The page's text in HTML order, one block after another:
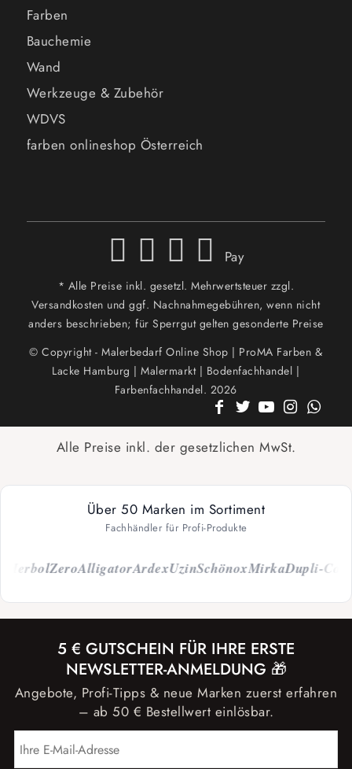
Farben
Bauchemie
Wand
Werkzeuge & Zubehör
WDVS
farben onlineshop Österreich
Pay
* Alle Preise inkl. gesetzl. Mehrwertsteuer zzgl.
Versandkosten und ggf. Nachnahmegebühren, wenn nicht
anders beschrieben; für Sperrgut gelten gesonderte Preise
© Copyright - Malerbedarf Online Shop | ProMA Farben &
Lacke Hamburg | Malermarkt | Bodenfachhandel |
Farbenfachhandel. 2026
Alle Preise inkl. der gesetzlichen MwSt.
Über 50 Marken im Sortiment
Fachhändler für Profi-Produkte
ZeroAlligatorArdexUzinSchönoxMirkaDupli-Color
5 € GUTSCHEIN FÜR IHRE ERSTE
NEWSLETTER-ANMELDUNG 🎁
Angebote, Profi-Tipps & neue Marken zuerst erfahren
– ab 50 € Bestellwert einlösbar.